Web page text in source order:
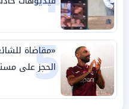
5
«مقاضاة
الحجز على